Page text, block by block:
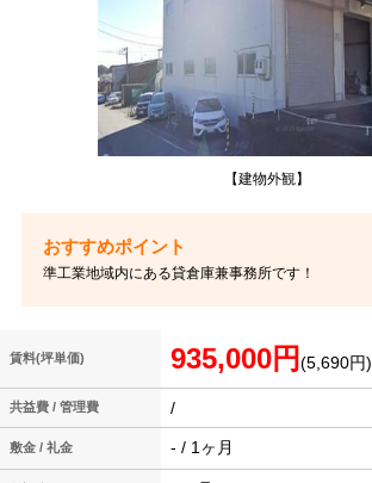
【建物外観】
準工業地域内にある貸倉庫兼事務所です！
賃料(坪単価) 935,000円 (5,690円)
共益費 / 管理費 /
敷金 / 礼金 - / 1ヶ月